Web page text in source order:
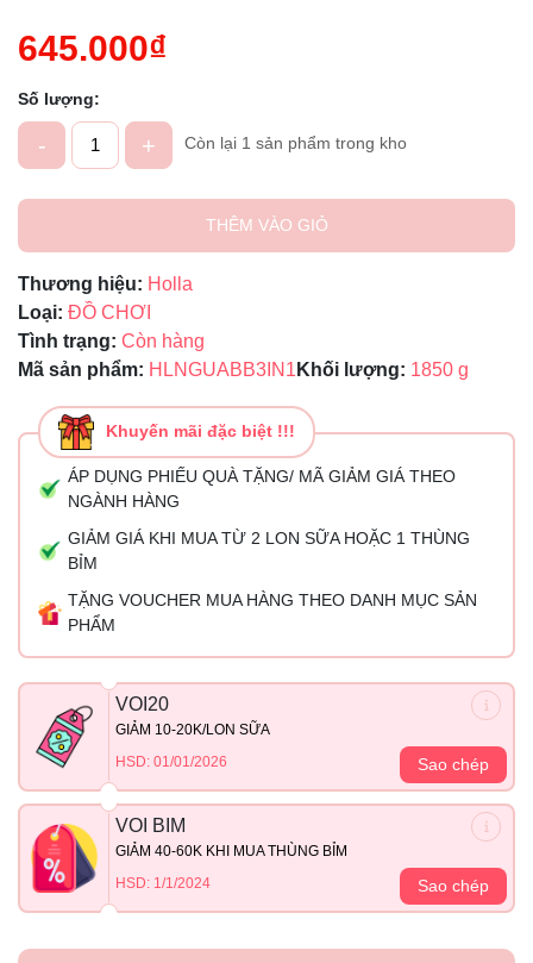
645.000₫
Số lượng:
- + Còn lại 1 sản phẩm trong kho
THÊM VÀO GIỎ
Thương hiệu: Holla
Loại: ĐỒ CHƠI
Tình trạng: Còn hàng
Mã sản phẩm: HLNGUABB3IN1 Khối lượng: 1850 g
Khuyến mãi đặc biệt !!!
ÁP DỤNG PHIẾU QUÀ TẶNG/ MÃ GIẢM GIÁ THEO
NGÀNH HÀNG
GIẢM GIÁ KHI MUA TỪ 2 LON SỮA HOẶC 1 THÙNG
BỈM
TẶNG VOUCHER MUA HÀNG THEO DANH MỤC SẢN
PHẨM
VOI20
GIẢM 10-20K/LON SỮA
HSD: 01/01/2026
Sao chép
VOI BIM
GIẢM 40-60K KHI MUA THÙNG BỈM
HSD: 1/1/2024
Sao chép